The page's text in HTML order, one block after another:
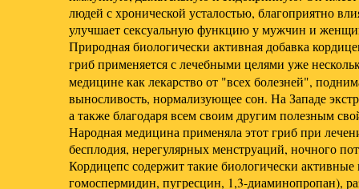
людей с хронической усталостью, благоприятно
улучшает сексуальную функцию у мужчин и
Природная биологически активная добавка
гриб применяется с лечебными целями уже
медицине как лекарство от "всех болезней",
выносливость, нормализующее сон. На Западе
а также благодаря всем своим другим полезным
Народная медицина применяла этот гриб при
бесплодия, нерегулярных менструаций, ночного
Кордицепс содержит такие биологически
гомоспермидин, пугресцин, 1,3-диаминопропан),